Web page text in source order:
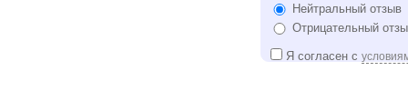
Нейтральный отзыв
Отрицательный
Я согласен с